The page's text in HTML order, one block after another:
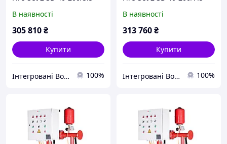
(1роб+1рез)
Сертифікована ДСНС
В наявності
305 810₴
Купити
Інтегровані Водні Технології ТОВ 100%
(1роб+1рез)
Сертифікована ДСНС
В наявності
313 760₴
Купити
Інтегровані Водні Технології ТОВ 100%